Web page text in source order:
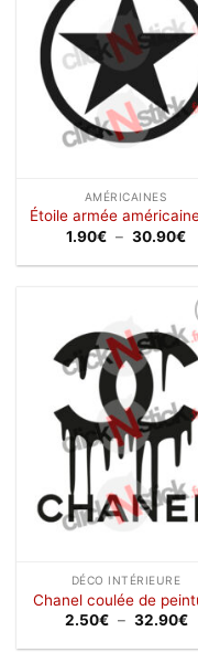
AMÉRICAINES
Étoile armée
1.90€ – 30.90€
DÉCO INTÉRIEURE
Chanel coulée de
2.50€ – 32.90€